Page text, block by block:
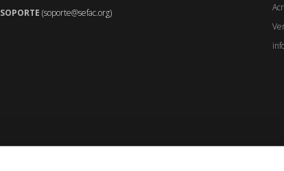
SOPORTE (soporte@sefac.org)